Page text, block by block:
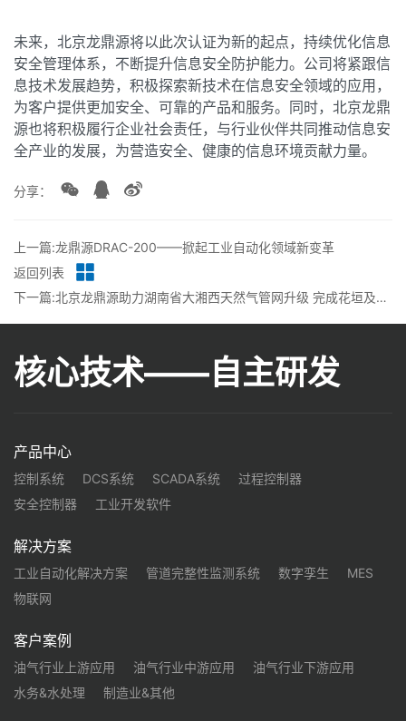
未来，北京龙鼎源将以此次认证为新的起点，持续优化信息
安全管理体系，不断提升信息安全防护能力。公司将紧跟信
息技术发展趋势，积极探索新技术在信息安全领域的应用，
为客户提供更加安全、可靠的产品和服务。同时，北京龙鼎
源也将积极履行企业社会责任，与行业伙伴共同推动信息安
全产业的发展，为营造安全、健康的信息环境贡献力量。
分享：
上一篇:龙鼎源DRAC-200——掀起工业自动化领域新变革
返回列表
下一篇:北京龙鼎源助力湖南省大湘西天然气管网升级 完成花垣及保靖站控逻辑修改调试
核心技术——自主研发
产品中心
控制系统 DCS系统 SCADA系统
过程控制器
安全控制器
工业开发软件
解决方案
工业自动化解决方案 管道完整性监测系统 数字孪生
MES
物联网
客户案例
油气行业上游应用 油气行业中游应用
油气行业下游应用
水务&水处理
制造业&其他